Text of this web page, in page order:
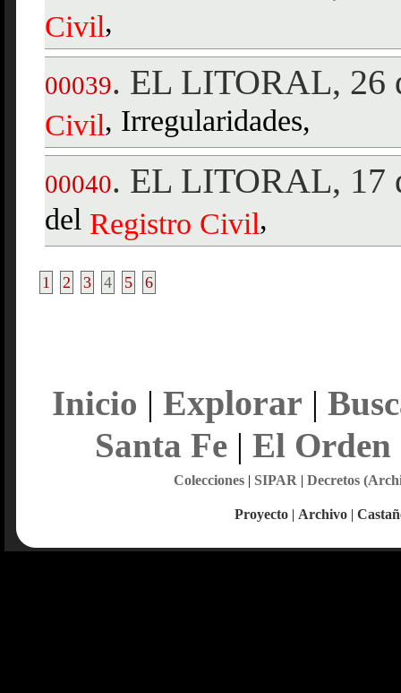
Civil,
00039. EL LITORAL, 26
Civil, Irregularidades,
00040. EL LITORAL, 17
del Registro Civil,
1 2 3 4 5 6
Inicio | Explorar |
Santa Fe| El Orden
Colecciones| SIPAR | Decretos
Proyecto | Archivo |